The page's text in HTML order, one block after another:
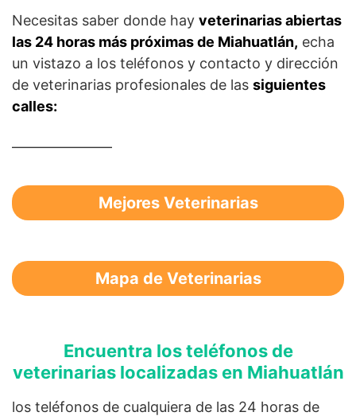
Necesitas saber donde hay veterinarias abiertas
las 24 horas más próximas de Miahuatlán, echa
un vistazo a los teléfonos y contacto y dirección
de veterinarias profesionales de las siguientes
calles:
———————
Mejores Veterinarias
Mapa de Veterinarias
Encuentra los teléfonos de
veterinarias localizadas en Miahuatlán
los teléfonos de cualquiera de las 24 horas de